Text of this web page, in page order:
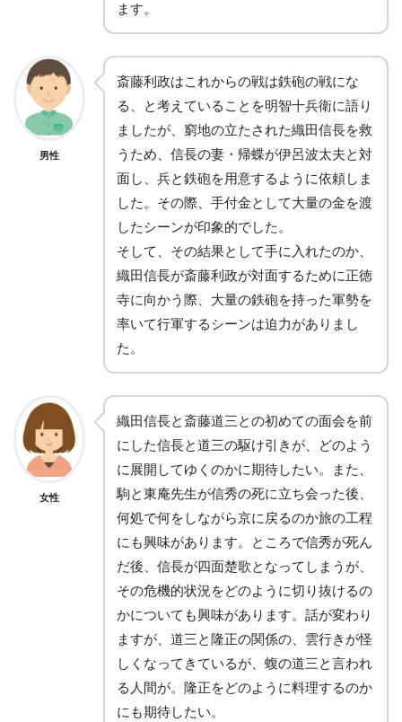
ます。
男性
斎藤利政はこれからの戦は鉄砲の戦にな
る、と考えていることを明智十兵衛に語り
ましたが、窮地の立たされた織田信長を救
うため、信長の妻・帰蝶が伊呂波太夫と対
面し、兵と鉄砲を用意するように依頼しま
した。その際、手付金として大量の金を渡
したシーンが印象的でした。
そして、その結果として手に入れたのか、
織田信長が斎藤利政が対面するために正徳
寺に向かう際、大量の鉄砲を持った軍勢を
率いて行軍するシーンは迫力がありまし
た。
女性
織田信長と斎藤道三との初めての面会を前
にした信長と道三の駆け引きが、どのよう
に展開してゆくのかに期待したい。また、
駒と東庵先生が信秀の死に立ち会った後、
何処で何をしながら京に戻るのか旅の工程
にも興味があります。ところで信秀が死ん
だ後、信長が四面楚歌となってしまうが、
その危機的状況をどのように切り抜けるの
かについても興味があります。話が変わり
ますが、道三と隆正の関係の、雲行きが怪
しくなってきているが、蝮の道三と言われ
る人間が。隆正をどのように料理するのか
にも期待したい。